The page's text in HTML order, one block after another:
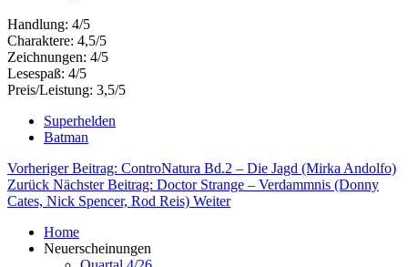
Handlung: 4/5
Charaktere: 4,5/5
Zeichnungen: 4/5
Lesespaß: 4/5
Preis/Leistung: 3,5/5
Superhelden
Batman
Vorheriger Beitrag: ControNatura Bd.2 – Die Jagd (Mirka Andolfo)
Zurück Nächster Beitrag: Doctor Strange – Verdammnis (Donny
Cates, Nick Spencer, Rod Reis) Weiter
Home
Neuerscheinungen